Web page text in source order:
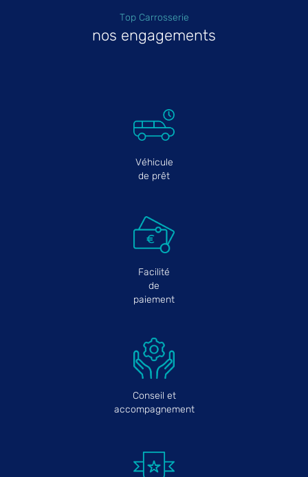
Top Carrosserie
nos engagements
Véhicule
de prêt
Facilité
de
paiement
Conseil et
accompagnement